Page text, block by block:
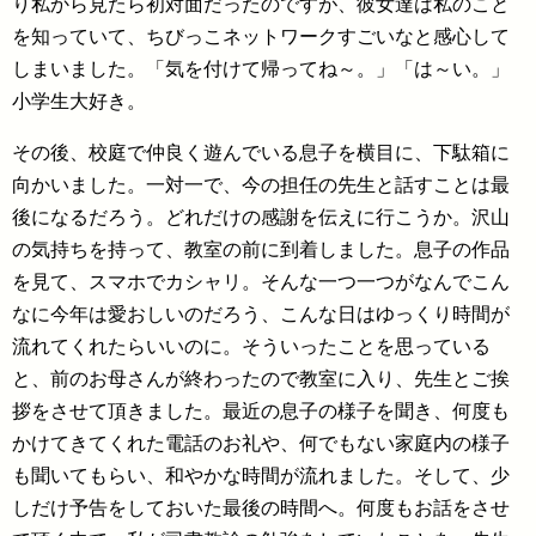
り私から見たら初対面だったのですが、彼女達は私のこと
を知っていて、ちびっこネットワークすごいなと感心して
しまいました。「気を付けて帰ってね～。」「は～い。」
小学生大好き。
その後、校庭で仲良く遊んでいる息子を横目に、下駄箱に
向かいました。一対一で、今の担任の先生と話すことは最
後になるだろう。どれだけの感謝を伝えに行こうか。沢山
の気持ちを持って、教室の前に到着しました。息子の作品
を見て、スマホでカシャリ。そんな一つ一つがなんでこん
なに今年は愛おしいのだろう、こんな日はゆっくり時間が
流れてくれたらいいのに。そういったことを思っている
と、前のお母さんが終わったので教室に入り、先生とご挨
拶をさせて頂きました。最近の息子の様子を聞き、何度も
かけてきてくれた電話のお礼や、何でもない家庭内の様子
も聞いてもらい、和やかな時間が流れました。そして、少
しだけ予告をしておいた最後の時間へ。何度もお話をさせ